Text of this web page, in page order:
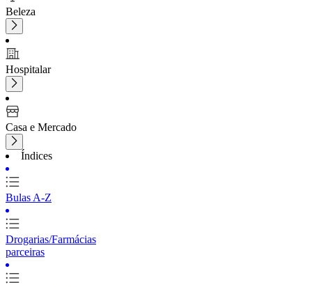
Beleza
Hospitalar
Casa e Mercado
Índices
Bulas A-Z
Drogarias/Farmácias
parceiras